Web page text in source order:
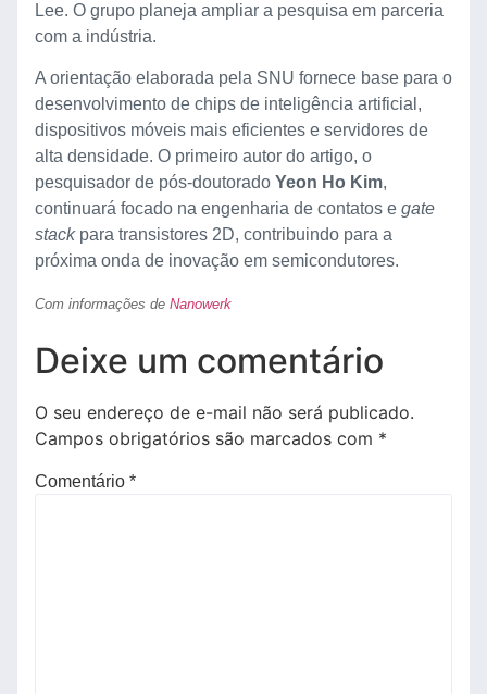
Lee. O grupo planeja ampliar a pesquisa em parceria
com a indústria.
A orientação elaborada pela SNU fornece base para o
desenvolvimento de chips de inteligência artificial,
dispositivos móveis mais eficientes e servidores de
alta densidade. O primeiro autor do artigo, o
pesquisador de pós-doutorado Yeon Ho Kim,
continuará focado na engenharia de contatos e gate
stackpara transistores 2D, contribuindo para a
próxima onda de inovação em semicondutores.
Com informações de Nanowerk
Deixe um comentário
O seu endereço de e-mail não será publicado.
Campos obrigatórios são marcados com *
Comentário *